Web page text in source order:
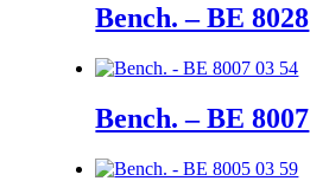
Bench. – BE 8028
Bench. – BE 8007